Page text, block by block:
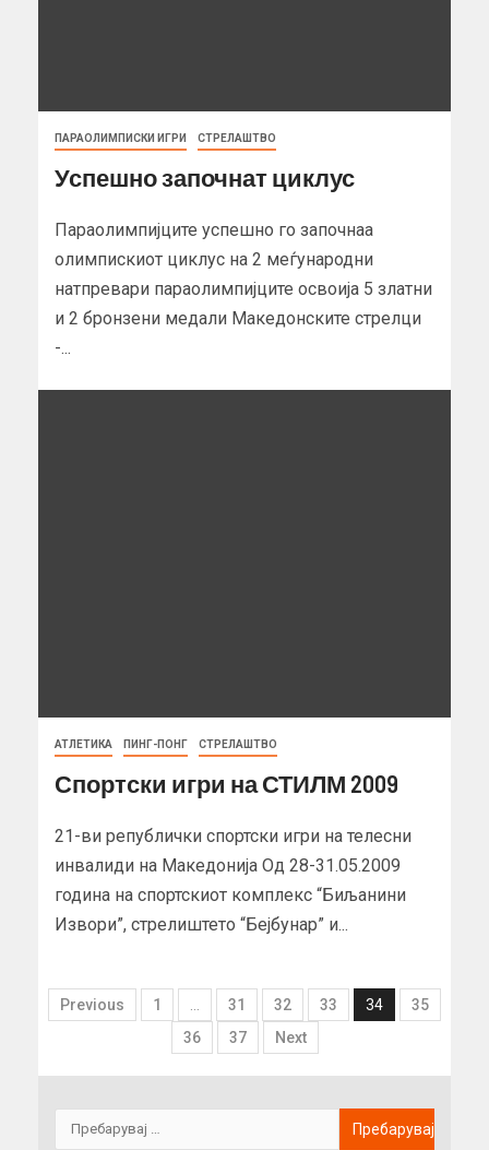
ПАРАОЛИМПИСКИ ИГРИ СТРЕЛАШТВО
Успешно започнат циклус
Параолимпијците успешно го започнаа
олимпискиот циклус на 2 меѓународни
натпревари параолимпијците освоија 5 златни
и 2 бронзени медали Македонските стрелци
-...
АТЛЕТИКА ПИНГ-ПОНГ СТРЕЛАШТВО
Спортски игри на СТИЛМ 2009
21-ви републички спортски игри на телесни
инвалиди на Македонија Од 28-31.05.2009
година на спортскиот комплекс “Биљанини
Извори”, стрелиштето “Бејбунар” и...
Previous 1 31 32 33 34
35
36
37 Next